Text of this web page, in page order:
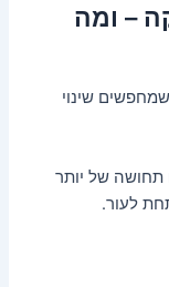
– ומה
שינוי
תחושה של יותר
לעור.